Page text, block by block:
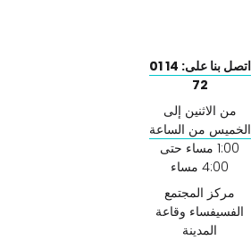
اتصل بنا على: 14 01
72
من الاثنين إلى
الخميس من الساعة
1:00 مساء حتى
4:00 مساء
مركز المجتمع
الفسيفساء وقاعة
المدينة